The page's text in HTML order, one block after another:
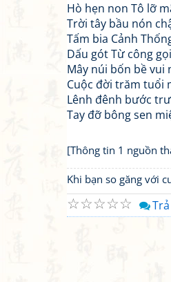
​Hò hẹn non Tô lỡ
Trời tây bầu nón
Tấm bia Cảnh
Dấu gót Từ công
Mây núi bốn bề vui
Cuộc đời trăm tuổi
Lênh đênh bước
Tay đỡ bông sen
[Thông tin 1 nguồn
Khi bạn so găng với
☆
☆
☆
☆
☆